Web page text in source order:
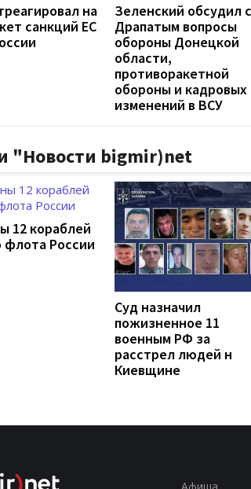
на
санкций ЕС
Зеленский обсудил с
Драпатым вопросы
обороны Донецкой
области,
противоракетной
обороны и кадровых
изменений в ВСУ
"Новости bigmir)net
12 кораблей
флота России
Суд назначил
пожизненное 11
военным РФ за
расстрел людей н
Киевщине